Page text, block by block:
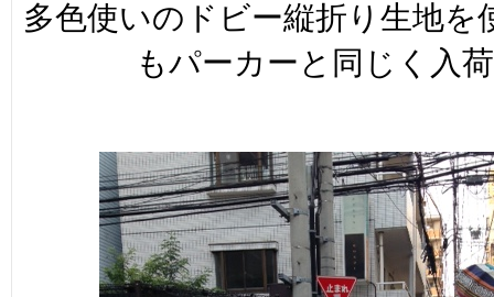
多色使いのドビー縦折り生地を
もパーカーと同じく入